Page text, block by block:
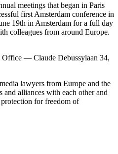
meetings that began in Paris
first Amsterdam conference in
19th in Amsterdam for a full day
colleagues from around Europe.
Office — Claude Debussylaan 34,
lawyers from Europe and the
and alliances with each other and
protection for freedom of